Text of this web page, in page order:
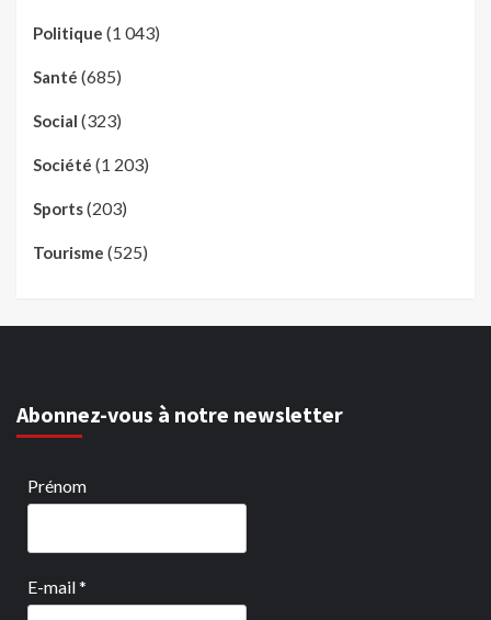
Politique (1 043)
Santé (685)
Social (323)
Société (1 203)
Sports(203)
Tourisme (525)
Abonnez-vous à notre newsletter
Prénom
E-mail*